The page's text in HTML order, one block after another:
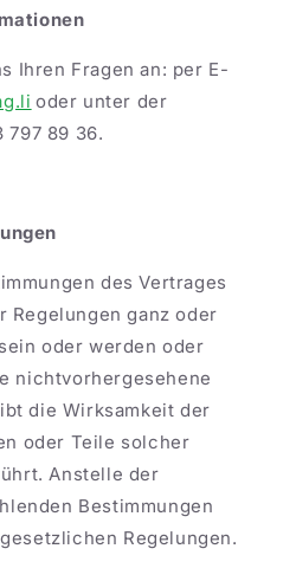
Ihren Fragen an: per E-
oder unter der
797 89 36.
des Vertrages
ganz oder
oder werden oder
nichtvorhergesehene
die Wirksamkeit der
oder Teile solcher
Anstelle der
Bestimmungen
Regelungen.